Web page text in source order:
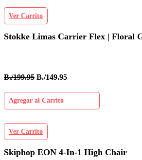
Ver Carrito
Stokke Limas Carrier Flex | Floral
B./199.95 B./149.95
Agregar al Carrito
Ver Carrito
Skiphop EON 4-In-1 High Chair